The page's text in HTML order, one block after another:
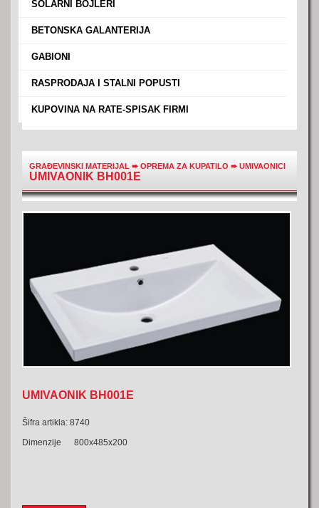
SOLARNI BOJLERI
BETONSKA GALANTERIJA
GABIONI
RASPRODAJA I STALNI POPUSTI
KUPOVINA NA RATE-SPISAK FIRMI
GRAĐEVINSKI MATERIJAL ➨OPREMA ZA KUPATILO ➨UMIVAONICI
UMIVAONIK BH001E
UMIVAONIK BH001E
Šifra artikla: 8740
Dimenzije 800x485x200